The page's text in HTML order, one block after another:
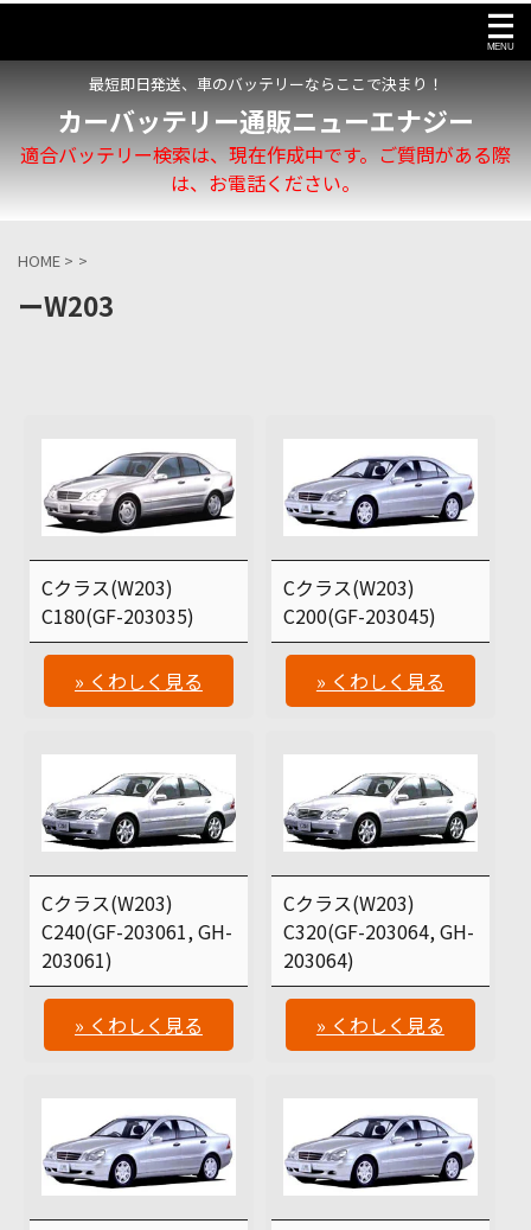
最短即日発送、車のバッテリーならここで決まり！
カーバッテリー通販ニューエナジー
適合バッテリー検索は、現在作成中です。ご質問がある際
は、お電話ください。
HOME > >
ーW203
Cクラス(W203)
C180(GF-203035)
» くわしく見る
Cクラス(W203)
C200(GF-203045)
» くわしく見る
Cクラス(W203)
C240(GF-203061, GH-
203061)
» くわしく見る
Cクラス(W203)
C320(GF-203064, GH-
203064)
» くわしく見る